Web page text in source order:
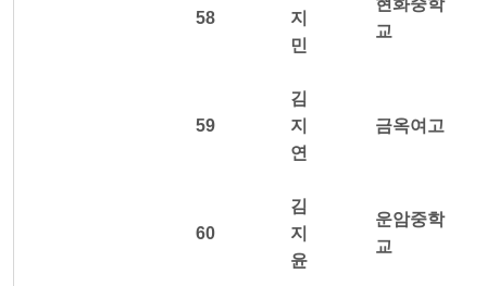
58
지
민
교
59
김
지
연
금옥여고
60
김
지
윤
운암중학
교